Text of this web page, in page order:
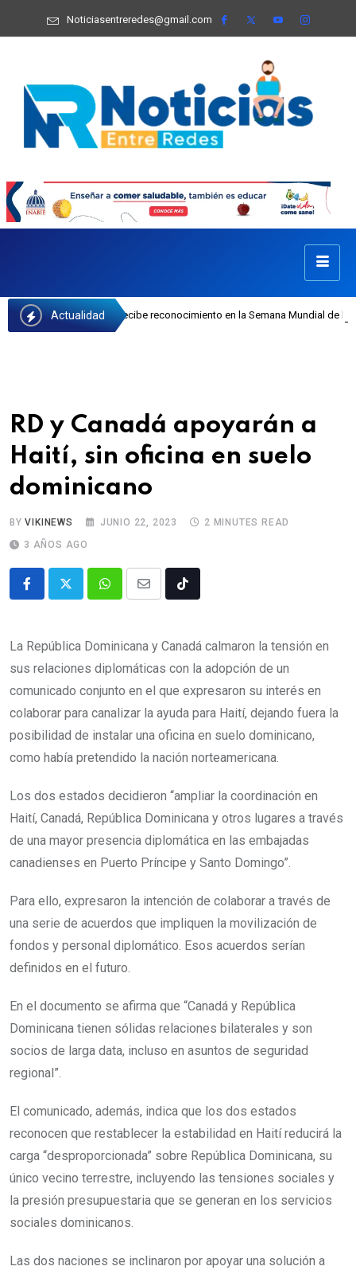
Noticiasentreredes@gmail.com
Actualidad
recibe reconocimiento en la Semana Mundial de la Lactancia
RD y Canadá apoyarán a
Haití, sin oficina en suelo
dominicano
BYVIKINEWS JUNIO 22, 2023
2 MINUTES READ
3 AÑOS AGO
La República Dominicana y Canadá calmaron la tensión en
sus relaciones diplomáticas con la adopción de un
comunicado conjunto en el que expresaron su interés en
colaborar para canalizar la ayuda para Haití, dejando fuera la
posibilidad de instalar una oficina en suelo dominicano,
como había pretendido la nación norteamericana.
Los dos estados decidieron “ampliar la coordinación en
Haití, Canadá, República Dominicana y otros lugares a través
de una mayor presencia diplomática en las embajadas
canadienses en Puerto Príncipe y Santo Domingo”.
Para ello, expresaron la intención de colaborar a través de
una serie de acuerdos que impliquen la movilización de
fondos y personal diplomático. Esos acuerdos serían
definidos en el futuro.
En el documento se afirma que “Canadá y República
Dominicana tienen sólidas relaciones bilaterales y son
socios de larga data, incluso en asuntos de seguridad
regional”.
El comunicado, además, indica que los dos estados
reconocen que restablecer la estabilidad en Haití reducirá la
carga “desproporcionada” sobre República Dominicana, su
único vecino terrestre, incluyendo las tensiones sociales y
la presión presupuestaria que se generan en los servicios
sociales dominicanos.
Las dos naciones se inclinaron por apoyar una solución a